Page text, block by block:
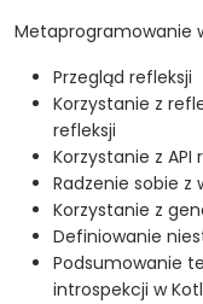
Metaprogramowanie
Przegląd refleksji
Korzystanie z
refleksji
Korzystanie z API
Radzenie sobie
Korzystanie z
Definiowanie
Podsumowanie
introspekcji w